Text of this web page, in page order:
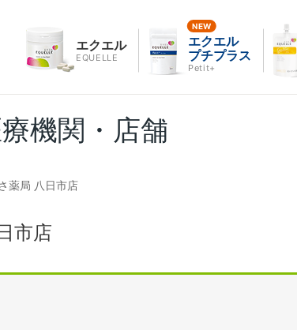
エクエル
EQUELLE
エクエル
プチプラス
Petit+
機関・店舗
薬局 八日市店
市店